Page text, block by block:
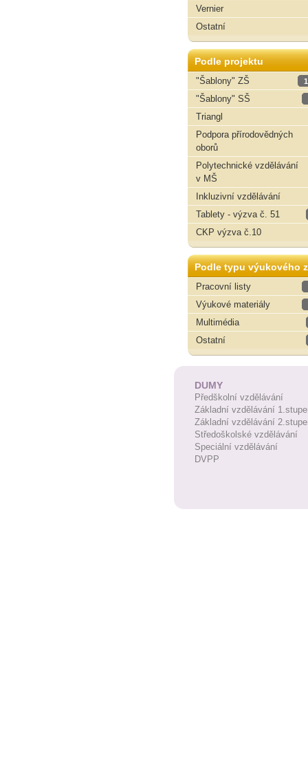
Vernier
Ostatní
Podle projektu
"Šablony" ZŠ
"Šablony" SŠ
Triangl
Podpora přírodovědných
oborů
Polytechnické vzdělávání
v MŠ
Inkluzivní vzdělávání
Tablety - výzva č. 51
CKP výzva č.10
Podle typu výukového
Pracovní listy
Výukové materiály
Multimédia
Ostatní
DUMY
Předškolní vzdělávání
Základní vzdělávání
Základní vzdělávání
Středoškolské vzdělávání
Speciální vzdělávání
DVPP